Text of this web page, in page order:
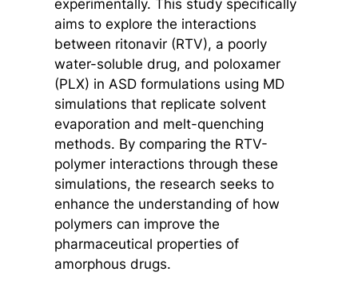
experimentally. This study specifically
aims to explore the interactions
between ritonavir (RTV), a poorly
water-soluble drug, and poloxamer
(PLX) in ASD formulations using MD
simulations that replicate solvent
evaporation and melt-quenching
methods. By comparing the RTV-
polymer interactions through these
simulations, the research seeks to
enhance the understanding of how
polymers can improve the
pharmaceutical properties of
amorphous drugs.